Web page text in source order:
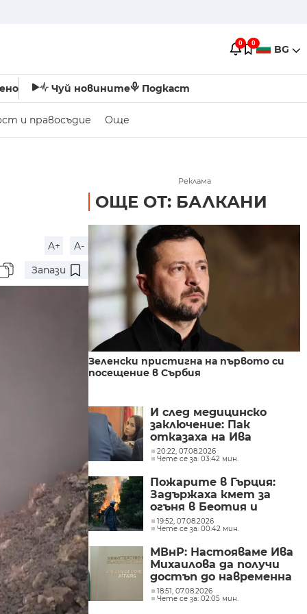
0 0 BG
Чуй новините Подкаст
и правосъдие Още
A+
A-
Запази
Реклама
ОЩЕ ОТ: БАЛКАНИ
Зеленски пристигна на първото си
посещение в Сърбия
И след медицинско
заключение: Пак
отказаха на Ива
Михайлова да се лекува
в България
20:22, 07.08.2026
Чете се за: 03:42 мин.
Пожарите в Гърция:
Задържаха кмет за
огъня в Беотия и
Атика
19:52, 07.08.2026
Чете се за: 00:42 мин.
МВнР: Настояваме Ива
Михаилова да получи
достъп до навременна
и адекватна
медицинска грижа
18:51, 07.08.2026
Чете се за: 02:05 мин.